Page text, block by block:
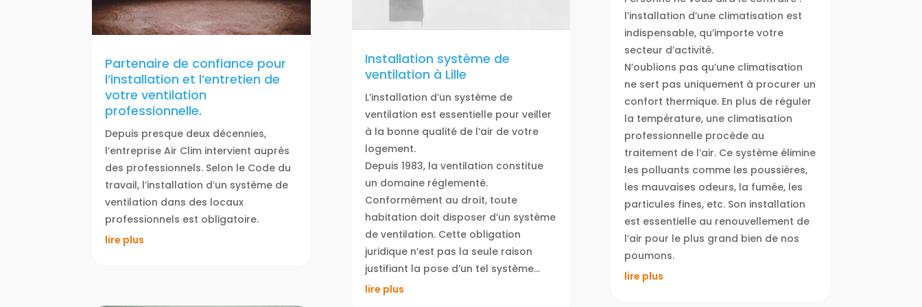
Partenaire de confiance pour
l’installation et l’entretien de
votre ventilation
professionnelle.
Depuis presque deux décennies,
l’entreprise Air Clim intervient auprès
des professionnels. Selon le Code du
travail, l’installation d’un système de
ventilation dans des locaux
professionnels est obligatoire.
lire plus
Installation système de
ventilation à Lille
L’installation d’un système de
ventilation est essentielle pour veiller
à la bonne qualité de l’air de votre
logement.
Depuis 1983, la ventilation constitue
un domaine réglementé.
Conformément au droit, toute
habitation doit disposer d’un système
de ventilation. Cette obligation
juridique n’est pas la seule raison
justifiant la pose d’un tel système…
lire plus
l’installation d’une climatisation est
indispensable, qu’importe votre
secteur d’activité.
N’oublions pas qu’une climatisation
ne sert pas uniquement à procurer un
confort thermique. En plus de réguler
la température, une climatisation
professionnelle procède au
traitement de l’air. Ce système élimine
les polluants comme les poussières,
les mauvaises odeurs, la fumée, les
particules fines, etc. Son installation
est essentielle au renouvellement de
l’air pour le plus grand bien de nos
poumons.
lire plus